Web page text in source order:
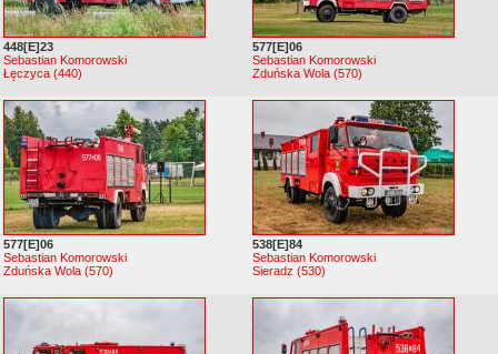
448[E]23
Sebastian Komorowski
Łęczyca (440)
577[E]06
Sebastian Komorowski
Zduńska Wola (570)
577[E]06
Sebastian Komorowski
Zduńska Wola (570)
538[E]84
Sebastian Komorowski
Sieradz (530)